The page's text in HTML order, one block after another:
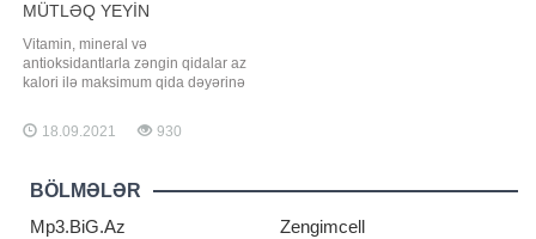
MÜTLƏQ YEYİN
Vitamin, mineral və
antioksidantlarla zəngin qidalar az
kalori ilə maksimum qida dəyərinə
məhsullarına, həmçinin super
qidalar da deyilir. -ın məlumatına
Təhlükəsizliyi İnstitutundan bildirilib
ki, gündəlik qida rasionunda super
qidaların istehlakın
18.09.2021 930
BÖLMƏLƏR
Mp3.BiG.Az
Zengimcell